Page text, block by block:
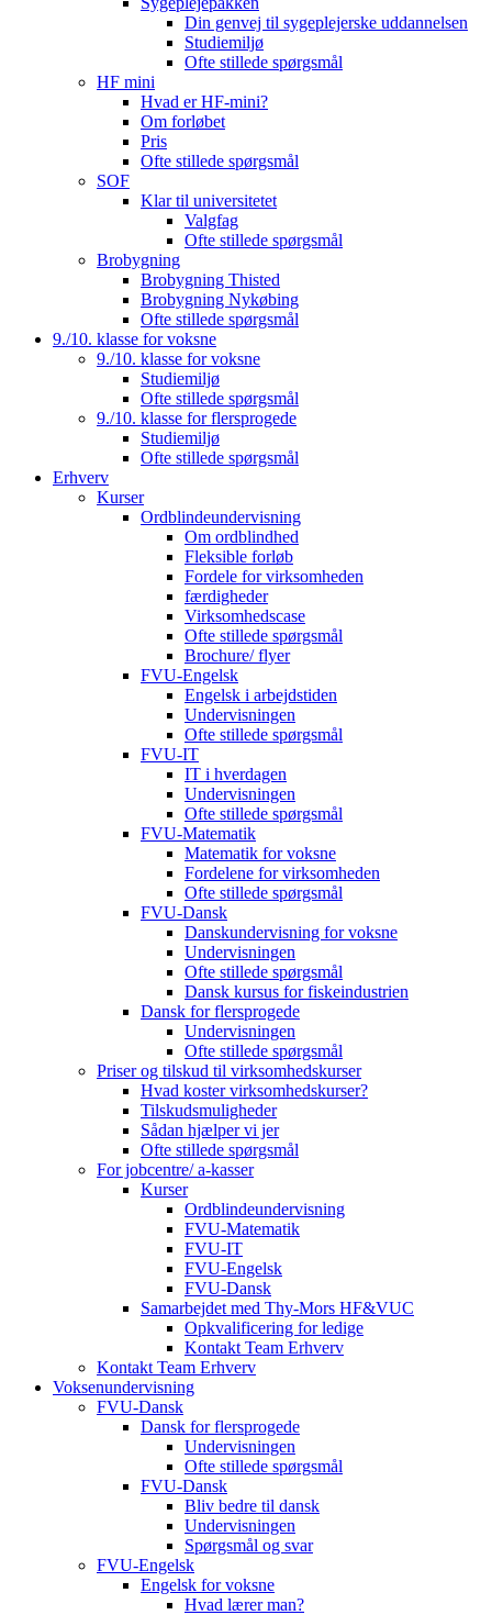
Din genvej til sygeplejerske uddannelsen
Studiemiljø
Ofte stillede spørgsmål
HF mini
Hvad er HF-mini?
Om forløbet
Pris
Ofte stillede spørgsmål
SOF
Klar til universitetet
Valgfag
Ofte stillede spørgsmål
Brobygning
Brobygning Thisted
Brobygning Nykøbing
Ofte stillede spørgsmål
9./10. klasse for voksne
9./10. klasse for voksne
Studiemiljø
Ofte stillede spørgsmål
9./10. klasse for flersprogede
Studiemiljø
Ofte stillede spørgsmål
Erhverv
Kurser
Ordblindeundervisning
Om ordblindhed
Fleksible forløb
Fordele for virksomheden
færdigheder
Virksomhedscase
Ofte stillede spørgsmål
Brochure/ flyer
FVU-Engelsk
Engelsk i arbejdstiden
Undervisningen
Ofte stillede spørgsmål
FVU-IT
IT i hverdagen
Undervisningen
Ofte stillede spørgsmål
FVU-Matematik
Matematik for voksne
Fordelene for virksomheden
Ofte stillede spørgsmål
FVU-Dansk
Danskundervisning for voksne
Undervisningen
Ofte stillede spørgsmål
Dansk kursus for fiskeindustrien
Dansk for flersprogede
Undervisningen
Ofte stillede spørgsmål
Priser og tilskud til virksomhedskurser
Hvad koster virksomhedskurser?
Tilskudsmuligheder
Sådan hjælper vi jer
Ofte stillede spørgsmål
For jobcentre/ a-kasser
Kurser
Ordblindeundervisning
FVU-Matematik
FVU-IT
FVU-Engelsk
FVU-Dansk
Samarbejdet med Thy-Mors HF&VUC
Opkvalificering for ledige
Kontakt Team Erhverv
Kontakt Team Erhverv
Voksenundervisning
FVU-Dansk
Dansk for flersprogede
Undervisningen
Ofte stillede spørgsmål
FVU-Dansk
Bliv bedre til dansk
Undervisningen
Spørgsmål og svar
FVU-Engelsk
Engelsk for voksne
Hvad lærer man?